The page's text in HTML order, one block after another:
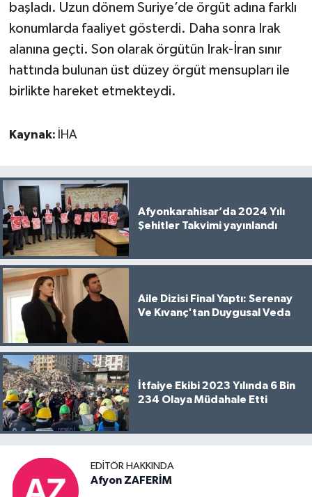
başladı. Uzun dönem Suriye’de örgüt adına farklı
konumlarda faaliyet gösterdi. Daha sonra Irak
alanına geçti. Son olarak örgütün Irak-İran sınır
hattında bulunan üst düzey örgüt mensupları ile
birlikte hareket etmekteydi.
Kaynak: İHA
Afyonkarahisar’da 2024 Yılı
Şehitler Takvimi yayınlandı
Aile Dizisi Final Yaptı: Serenay
Ve Kıvanç'tan Duygusal Veda
İtfaiye Ekibi 2023 Yılında 6 Bin
234 Olaya Müdahale Etti
EDITÖR HAKKINDA
Afyon ZAFERİM